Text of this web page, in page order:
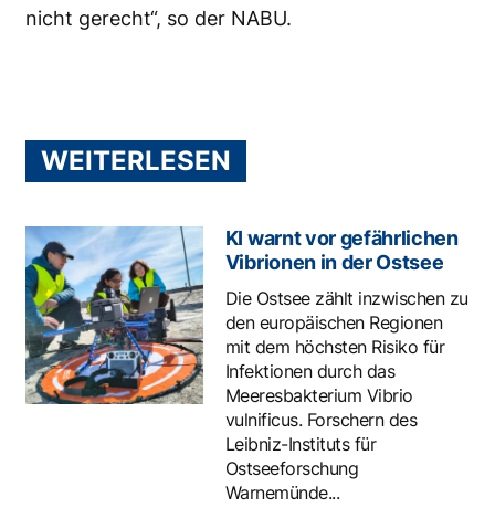
nicht gerecht“, so der NABU.
WEITERLESEN
KI warnt vor gefährlichen
Vibrionen in der Ostsee
Die Ostsee zählt inzwischen zu
den europäischen Regionen
mit dem höchsten Risiko für
Infektionen durch das
Meeresbakterium Vibrio
vulnificus. Forschern des
Leibniz-Instituts für
Ostseeforschung
Warnemünde...